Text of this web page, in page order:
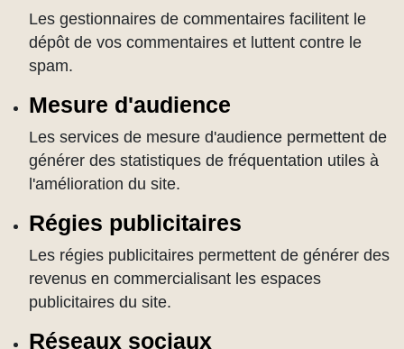
Les gestionnaires de commentaires facilitent le
dépôt de vos commentaires et luttent contre le
spam.
Mesure d'audience
Les services de mesure d'audience permettent de
générer des statistiques de fréquentation utiles à
l'amélioration du site.
Régies publicitaires
Les régies publicitaires permettent de générer des
revenus en commercialisant les espaces
publicitaires du site.
Réseaux sociaux